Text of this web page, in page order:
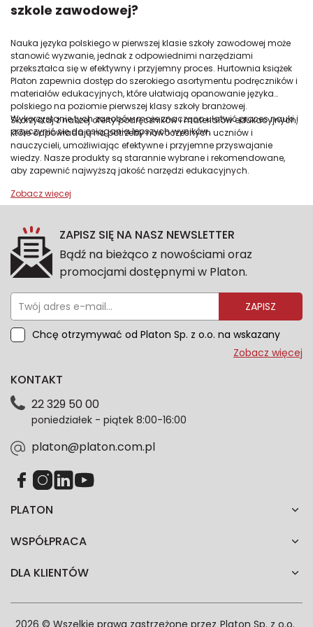
szkole zawodowej?
Nauka języka polskiego w pierwszej klasie szkoły zawodowej może
stanowić wyzwanie, jednak z odpowiednimi narzędziami
przekształca się w efektywny i przyjemny proces. Hurtownia książek
Platon zapewnia dostęp do szerokiego asortymentu podręczników i
materiałów edukacyjnych, które ułatwiają opanowanie języka
polskiego na poziomie pierwszej klasy szkoły branżowej.
Wykorzystanie tych zasobów może znacząco ułatwić proces nauki i
przyczynić się do osiągania lepszych wyników.
Skorzystaj z naszej oferty podręczników i materiałów edukacyjnych,
które odpowiadają na potrzeby nowoczesnych uczniów i
nauczycieli, umożliwiając efektywne i przyjemne przyswajanie
wiedzy. Nasze produkty są starannie wybrane i rekomendowane,
aby zapewnić najwyższą jakość narzędzi edukacyjnych.
ZAPISZ SIĘ NA NASZ NEWSLETTER
Bądź na bieżąco z nowościami oraz
promocjami dostępnymi w Platon.
ZAPISZ
Chcę otrzymywać od Platon Sp. z o.o. na wskazany
przeze mnie adres e-mail informacje marketingowe
dotyczące danych osobowych znajdziesz w naszej
każdym czasie. Wycofanie zgody nie wpłynie na
zgodność z prawem przetwarzania dokonanego przed
Zobacz więcej
PLATON
WSPÓŁPRACA
DLA KLIENTÓW
KONTAKT
22 329 50 00
poniedziałek - piątek 8:00-16:00
platon@platon.com.pl
2026 © Wszelkie prawa zastrzeżone przez Platon Sp. z o.o.